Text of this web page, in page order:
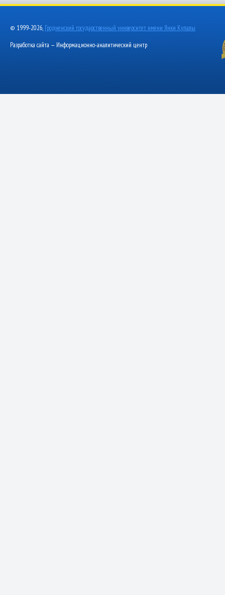
© 1999-2026, Гродненский государственный университет имени Янки Купалы
Разработка сайта — Информационно-аналитический центр